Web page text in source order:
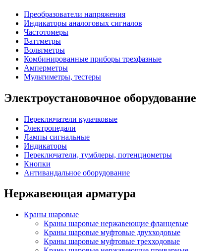
Преобразователи напряжения
Индикаторы аналоговых сигналов
Частотомеры
Ваттметры
Вольтметры
Комбинированные приборы трехфазные
Амперметры
Мультиметры, тестеры
Электроустановочное оборудование
Переключатели кулачковые
Электропедали
Лампы сигнальные
Индикаторы
Переключатели, тумблеры, потенциометры
Кнопки
Антивандальное оборудование
Нержавеющая арматура
Краны шаровые
Краны шаровые нержавеющие фланцевые
Краны шаровые муфтовые двухходовые
Краны шаровые муфтовые трехходовые